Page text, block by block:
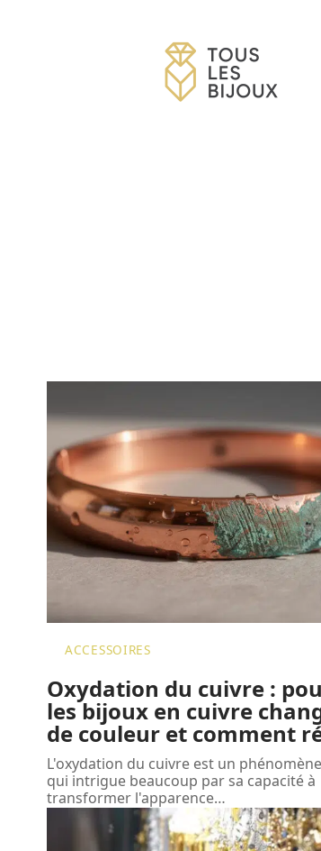
ACCESSOIRES
Oxydation du cuivre :
les bijoux en cuivre
de couleur et comment
L'oxydation du cuivre est un
qui intrigue beaucoup par sa capacité à
transformer l'apparence…